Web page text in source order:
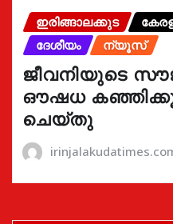
ഇരിങ്ങാലക്കുട
ദേശീയം
ന്യൂസ്
ജീവനിയുടെ
ഔഷധ
ചെയ്തു